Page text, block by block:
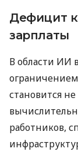
Дефицит
зарплаты
В области ИИ
становится
работников,